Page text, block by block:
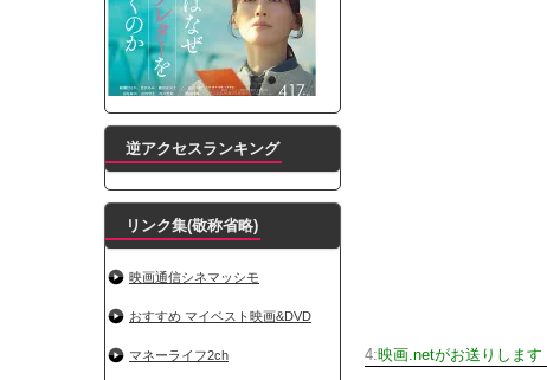
4:映画.netがお送りします
逆アクセスランキング
リンク集(敬称省略)
映画通信シネマッシモ
おすすめ マイベスト映画&DVD
マネーライフ2ch